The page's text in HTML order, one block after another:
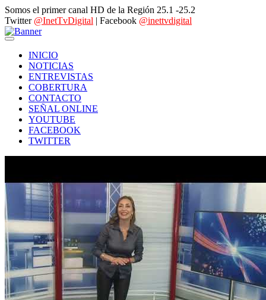
Somos el primer canal HD de la Región 25.1 -25.2
Twitter @InetTvDigital | Facebook @inettvdigital
INICIO
NOTICIAS
ENTREVISTAS
COBERTURA
CONTACTO
SEÑAL ONLINE
YOUTUBE
FACEBOOK
TWITTER